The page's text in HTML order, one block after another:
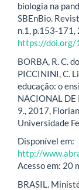
biologia na
SBEnBio.
n.1, p.153-171,
https://doi.org/
BORBA, R. C.
PICCININI, C.
educação: o
NACIONAL DE
9., 2017,
Universidade
Disponível em:
http://
Acesso em: 20
BRASIL.